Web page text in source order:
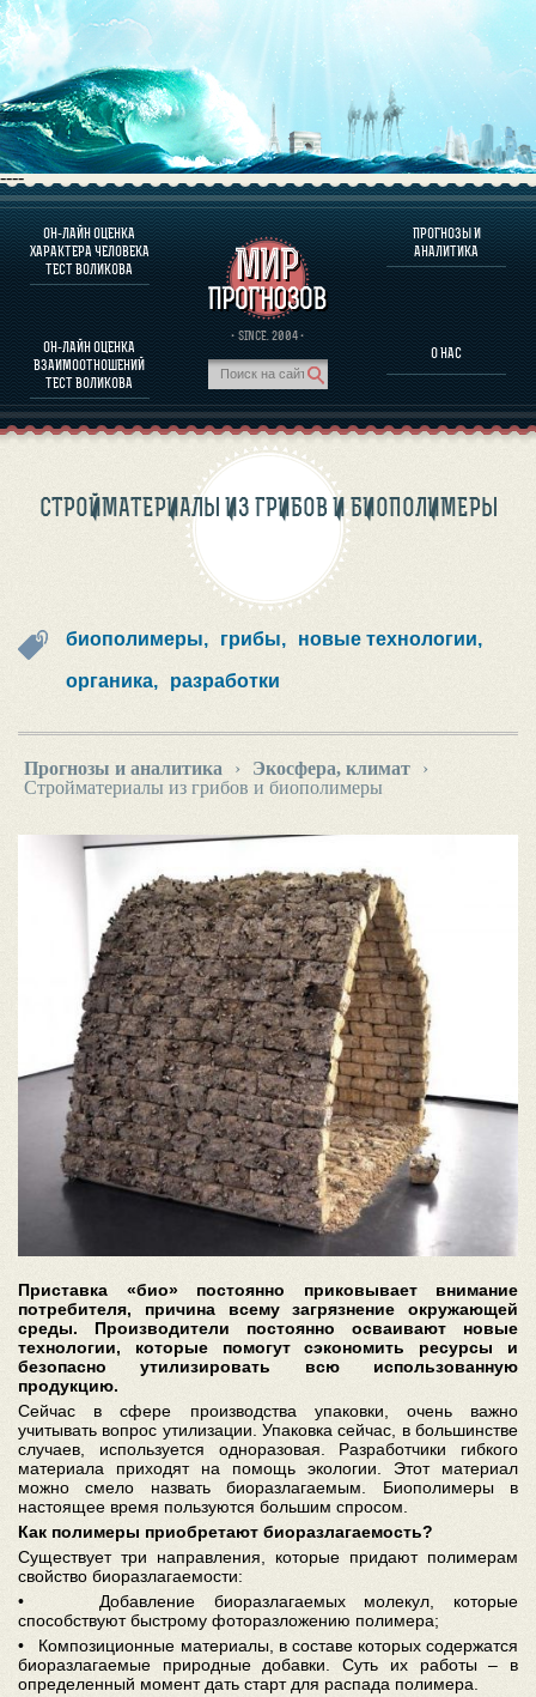
----
ОН-ЛАЙН ОЦЕНКА
ХАРАКТЕРА ЧЕЛОВЕКА
ТЕСТ ВОЛИКОВА
ОН-ЛАЙН ОЦЕНКА
ВЗАИМООТНОШЕНИЙ
ТЕСТ ВОЛИКОВА
· SINCE. 2004 ·
ПРОГНОЗЫ И
АНАЛИТИКА
О НАС
О ПРОГРАММЕ
ОЦЕНКА ХАРАКТЕРA ЧЕЛОВЕКА
ОЦЕНКА ХАРАКТЕРА ВЫДАЮЩИХСЯ ЛИЧНОСТЕЙ
О ПРОГРАММЕ
ПРОГНОЗЫ И АНАЛИТИКА
СТРОЙМАТЕРИАЛЫ ИЗ ГРИБОВ И БИОПОЛИМЕРЫ
биополимеры, грибы, новые технологии,
органика, разработки
Прогнозы и аналитика › Экосфера, климат
›
Стройматериалы из грибов и биополимеры
Приставка «био» постоянно приковывает внимание
потребителя, причина всему загрязнение окружающей
среды. Производители постоянно осваивают новые
технологии, которые помогут сэкономить ресурсы и
безопасно утилизировать всю использованную
продукцию.
Сейчас в сфере производства упаковки, очень важно
учитывать вопрос утилизации. Упаковка сейчас, в большинстве
случаев, используется одноразовая. Разработчики гибкого
материала приходят на помощь экологии. Этот материал
можно смело назвать биоразлагаемым. Биополимеры в
настоящее время пользуются большим спросом.
Как полимеры приобретают биоразлагаемость?
Существует три направления, которые придают полимерам
свойство биоразлагаемости:
• Добавление биоразлагаемых молекул, которые
способствуют быстрому фоторазложению полимера;
• Композиционные материалы, в составе которых содержатся
биоразлагаемые природные добавки. Суть их работы – в
определенный момент дать старт для распада полимера.